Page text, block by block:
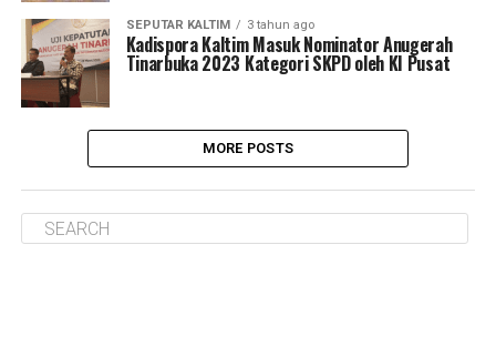
SEPUTAR KALTIM 3 tahun ago
Kadispora Kaltim Masuk Nominator Anugerah
Tinarbuka 2023 Kategori SKPD oleh KI Pusat
MORE POSTS